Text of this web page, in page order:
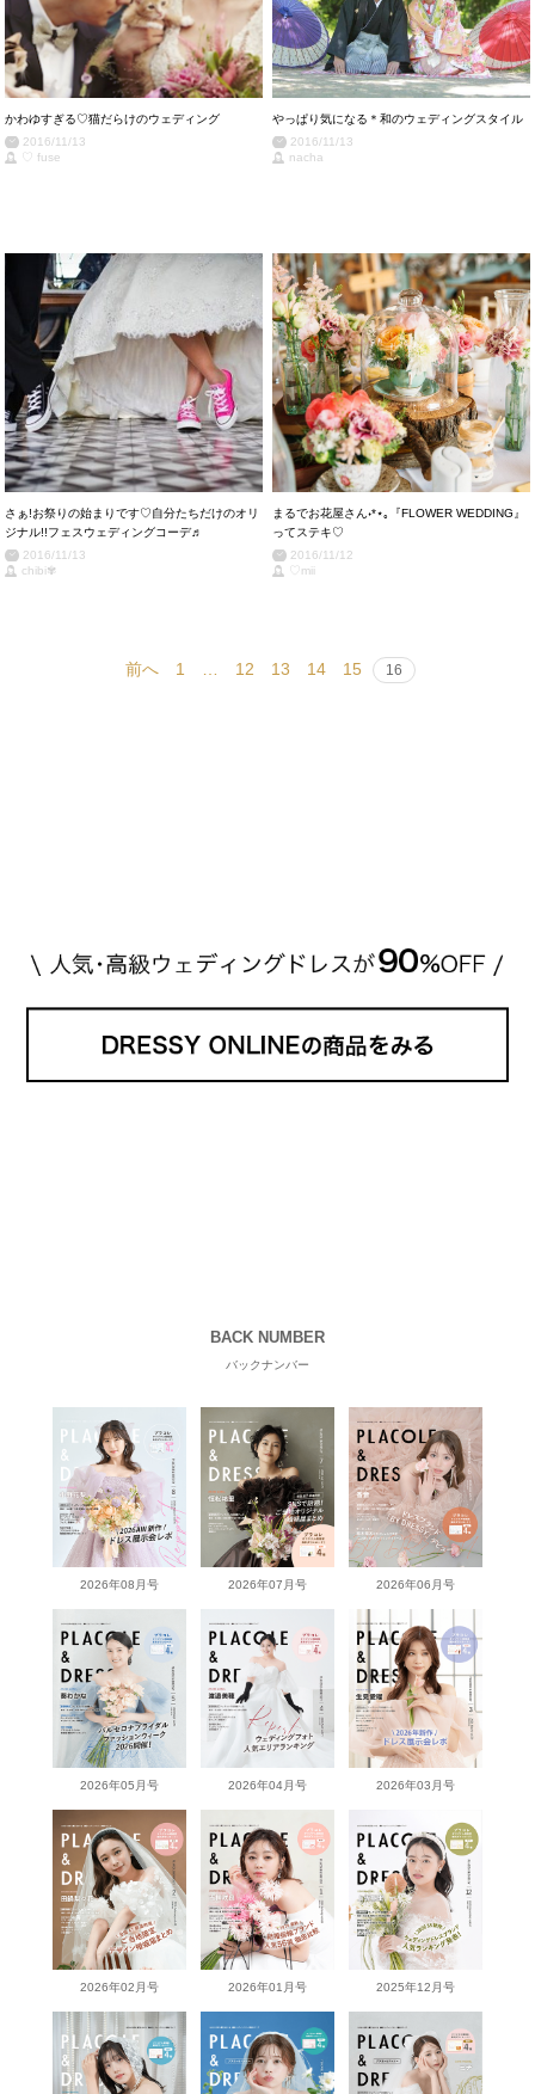
かわゆすぎる♡猫だらけのウェディング
2016/11/13
♡ fuse
やっぱり気になる＊和のウェディングスタイル
2016/11/13
nacha
さぁ!お祭りの始まりです♡自分たちだけのオリ
ジナル!!フェスウェディングコーデ♬
2016/11/13
chibi✾
まるでお花屋さん˖*⋆｡『FLOWER WEDDING』
ってステキ♡
2016/11/12
♡mii
前へ 1 12 13 14 15 16
BACK NUMBER
バックナンバー
2026年08月号 2026年07月号 2026年06月号
2026年05月号 2026年04月号 2026年03月号
2026年02月号 2026年01月号 2025年12月号